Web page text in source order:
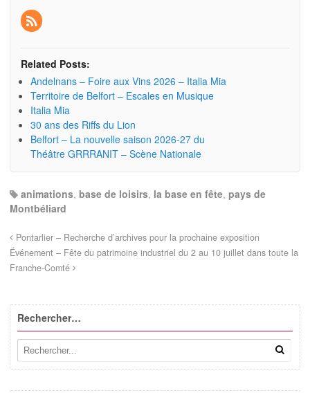
Related Posts:
Andelnans – Foire aux Vins 2026 – Italia Mia
Territoire de Belfort – Escales en Musique
Italia Mia
30 ans des Riffs du Lion
Belfort – La nouvelle saison 2026-27 du
Théâtre GRRRANIT – Scène Nationale
animations, base de loisirs, la base en fête, pays de
Montbéliard
Pontarlier – Recherche d’archives pour la prochaine exposition
Événement – Fête du patrimoine industriel du 2 au 10 juillet dans toute la
Franche-Comté
Rechercher…